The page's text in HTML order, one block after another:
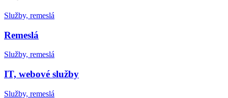
Služby, remeslá
Remeslá
Služby, remeslá
IT, webové služby
Služby, remeslá